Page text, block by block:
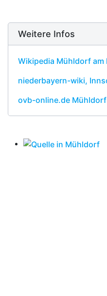
Weitere Infos
Wikipedia Mühldorf am
niederbayern-wiki,
ovb-online.de